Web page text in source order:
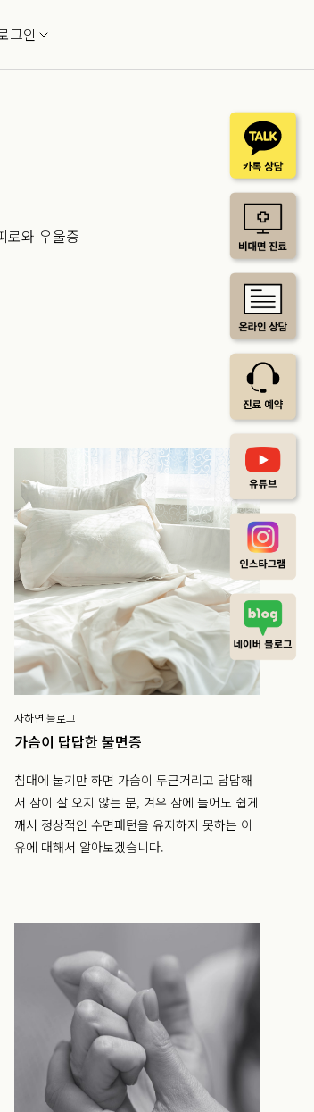
그인
로와 우울증
자하연 블로그
가슴이 답답한 불면증
침대에 눕기만 하면 가슴이 두근거리고 답답해
서 잠이 잘 오지 않는 분, 겨우 잠에 들어도 쉽게
깨서 정상적인 수면패턴을 유지하지 못하는 이
유에 대해서 알아보겠습니다.